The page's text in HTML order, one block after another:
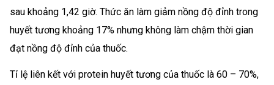
sau khoảng 1,42 giờ. Thức ăn làm giảm nồng độ đỉnh trong
huyết tương khoảng 17% nhưng không làm chậm thời gian
đạt nồng độ đỉnh của thuốc.
Tỉ lệ liên kết với protein huyết tương của thuốc là 60 – 70%,